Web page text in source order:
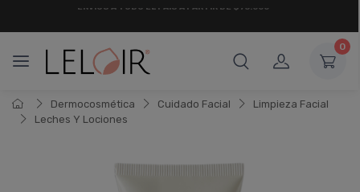
0
Dermocosmética Cuidado Facial
Limpieza Facial
Leches Y Lociones